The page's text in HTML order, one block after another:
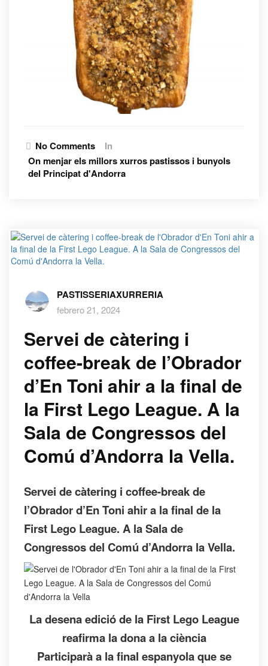
No Comments
In
On menjar els millors xurros pastissos i bunyols
del Principat d'Andorra
PASTISSERIAXURRERIA
febrero 21, 2024
Servei de càtering i
coffee-break de l’Obrador
d’En Toni ahir a la final de
la First Lego League. A la
Sala de Congressos del
Comú d’Andorra la Vella.
Servei de càtering i coffee-break de
l’Obrador d’En Toni ahir a la final de la
First Lego League. A la Sala de
Congressos del Comú d’Andorra la Vella.
La desena edició de la First Lego League
reafirma la dona a la ciència
Participarà a la final espanyola que se